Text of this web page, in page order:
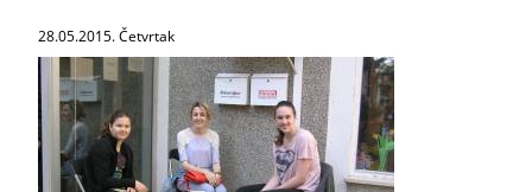
28.05.2015. Četvrtak